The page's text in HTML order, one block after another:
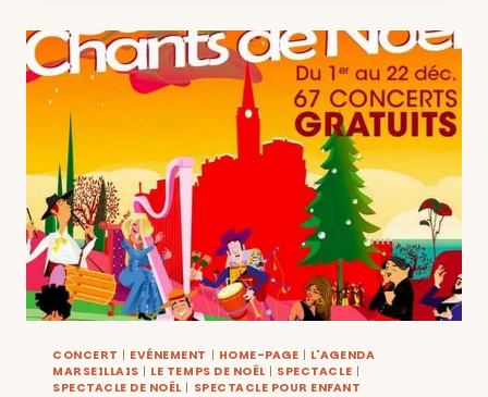
17
AU
24
DÉCEMBRE!
CONCERT | EVÉNEMENT | HOME-PAGE | L'AGENDA
MARSEILLAIS | LE TEMPS DE NOËL| SPECTACLE |
SPECTACLE DE NOËL| SPECTACLE POUR ENFANT